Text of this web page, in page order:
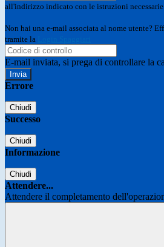
all'indirizzo indicato con le istruzioni
Non hai una e-mail associata al nome utente?
tramite la
E-mail inviata, si prega di controllare la
Errore
Chiudi
Successo
Chiudi
Informazione
Chiudi
Attendere...
Attendere il completamento